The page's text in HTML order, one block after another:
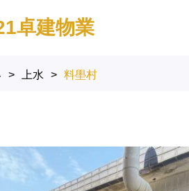
卓建物業
> 上水 > 料壆村